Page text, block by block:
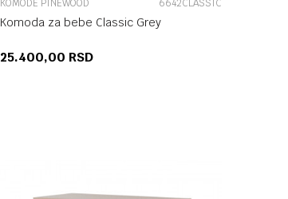
KOMODE PINEWOOD 6642CLASSIC
Komoda za bebe Classic Grey
25.400,00 RSD